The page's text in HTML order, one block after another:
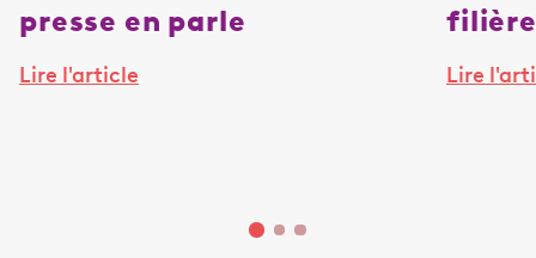
presse en parle
Lire l'article Lire